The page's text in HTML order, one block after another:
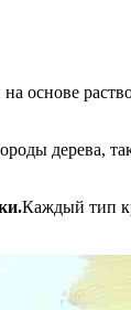
основе
дерева,
Каждый тип